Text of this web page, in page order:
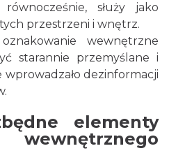
służy jako
przestrzeni i wnętrz.
wewnętrzne
starannie przemyślane i
dezinformacji
elementy
wewnętrznego